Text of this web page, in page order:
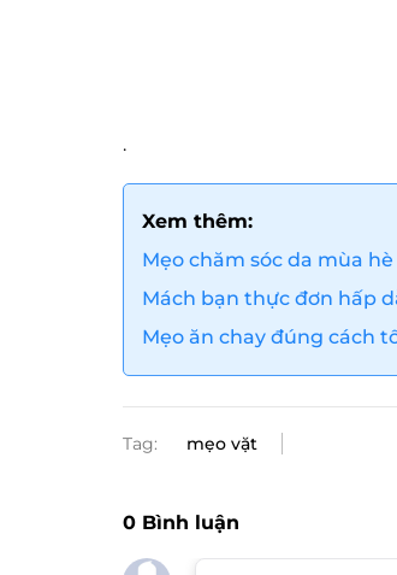
.
Xem thêm:
Mẹo chăm sóc da mùa
Mách bạn thực đơn hấp
Mẹo ăn chay đúng cách
Tag: mẹo vặt
0 Bình luận